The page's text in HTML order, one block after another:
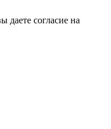
даете согласие на